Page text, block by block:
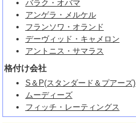
バラク・オバマ
アンゲラ・メルケル
フランソワ・オランド
デーヴィッド・キャメロン
アントニス・サマラス
格付け会社
S＆P(スタンダード＆プアーズ)
ムーディーズ
フィッチ・レーティングス